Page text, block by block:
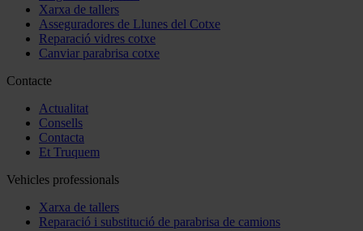
Xarxa de tallers
Asseguradores de Llunes del Cotxe
Reparació vidres cotxe
Canviar parabrisa cotxe
Contacte
Actualitat
Consells
Contacta
Et Truquem
Vehicles professionals
Xarxa de tallers
Reparació i substitució de parabrisa de camions